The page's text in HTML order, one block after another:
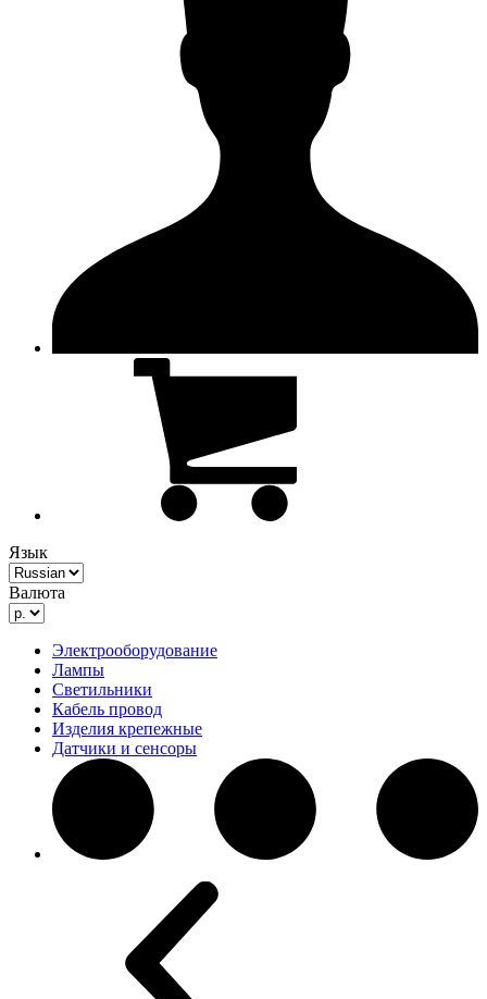
Язык
Валюта
Электрооборудование
Лампы
Светильники
Кабель провод
Изделия крепежные
Датчики и сенсоры